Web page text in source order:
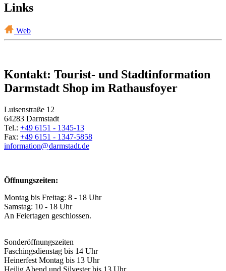
Links
Web
Kontakt: Tourist- und Stadtinformation
Darmstadt Shop im Rathausfoyer
Luisenstraße 12
64283 Darmstadt
Tel.: +49 6151 - 1345-13
Fax: +49 6151 - 1347-5858
information@darmstadt.de
Öffnungszeiten:
Montag bis Freitag: 8 - 18 Uhr
Samstag: 10 - 18 Uhr
An Feiertagen geschlossen.
Sonderöffnungszeiten
Faschingsdienstag bis 14 Uhr
Heinerfest Montag bis 13 Uhr